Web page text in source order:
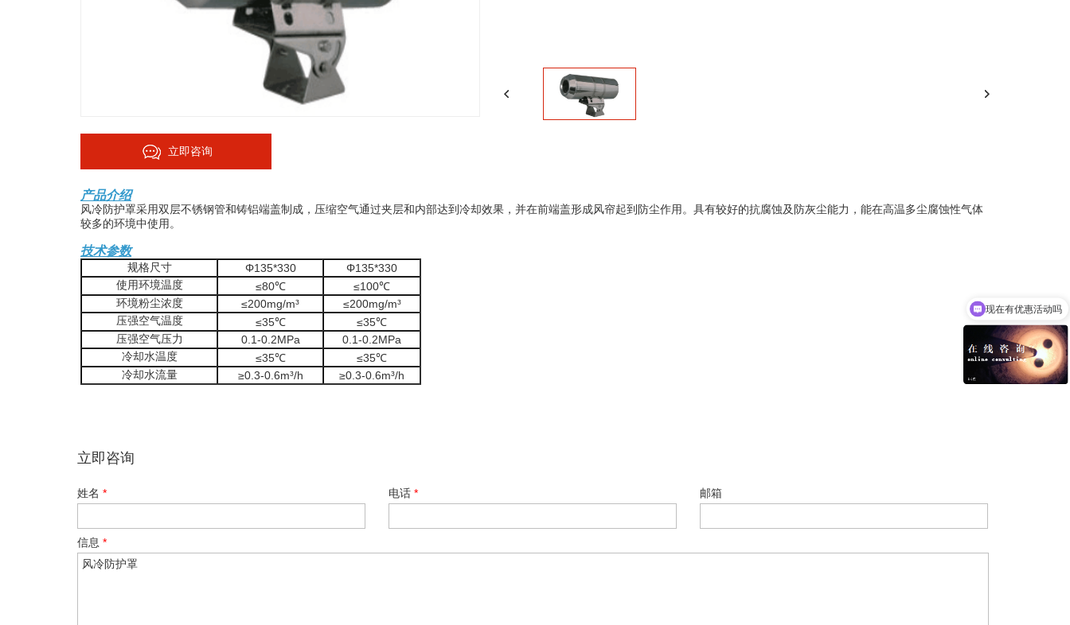
立即咨询
产品介绍
风冷防护罩采用双层不锈钢管和铸铝端盖制成，压缩空气通过夹层和内部达到冷却效果，并在前端盖形成风帘起到防尘作用。具有较好的抗腐蚀及防灰尘能力，能在高温多尘腐蚀性气体
较多的环境中使用。
技术参数
规格尺寸 Φ135*330 Φ135*330
使用环境温度
≤80℃ ≤100℃
环境粉尘浓度
≤200mg/m³ ≤200mg/m³
压强空气温度
≤35℃ ≤35℃
压强空气压力
0.1-0.2MPa
0.1-0.2MPa
冷却水温度
≤35℃ ≤35℃
冷却水流量
≥0.3-0.6m³/h ≥0.3-0.6m³/h
立即咨询
姓名 * 电话 * 邮箱
信息 *
现在有优惠活动吗